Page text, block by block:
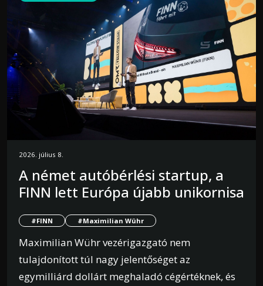
2026. július 8.
A német autóbérlési startup, a
FINN lett Európa újabb unikornisa
#FINN #Maximilian Wühr
Maximilian Wühr vezérigazgató nem
tulajdonított túl nagy jelentőséget az
egymilliárd dollárt meghaladó cégértéknek, és